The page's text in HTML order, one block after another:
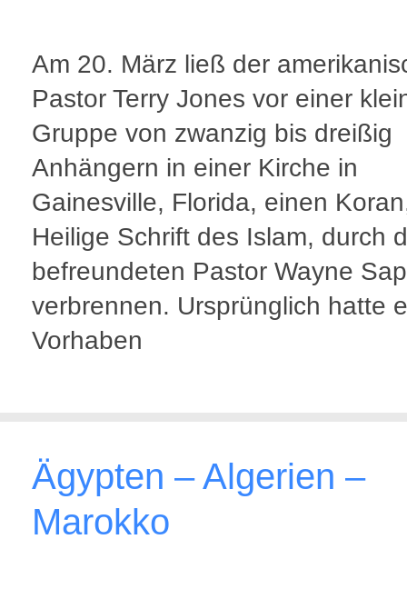
Am 20. März ließ der
Pastor Terry Jones vor einer
Gruppe von zwanzig bis dreißig
Anhängern in einer Kirche in
Gainesville, Florida, einen
Heilige Schrift des Islam, durch
befreundeten Pastor Wayne
verbrennen. Ursprünglich hatte
Vorhaben
Ägypten – Algerien –
Marokko